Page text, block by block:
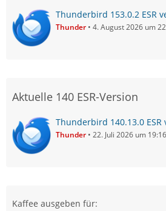
Thunderbird 153.0.2 ESR
Thunder 4. August 2026 um
Aktuelle 140 ESR-Version
Thunderbird 140.13.0
Thunder 22. Juli 2026 um 19:16
Kaffee ausgeben für: